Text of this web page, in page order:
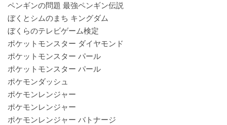
ペンギンの問題 最強ペンギン伝説
ぼくとシムのまち キングダム
ぼくらのテレビゲーム検定
ポケットモンスター ダイヤモンド
ポケットモンスター パール
ポケットモンスター パール
ポケモンダッシュ
ポケモンレンジャー
ポケモンレンジャー
ポケモンレンジャー バトナージ